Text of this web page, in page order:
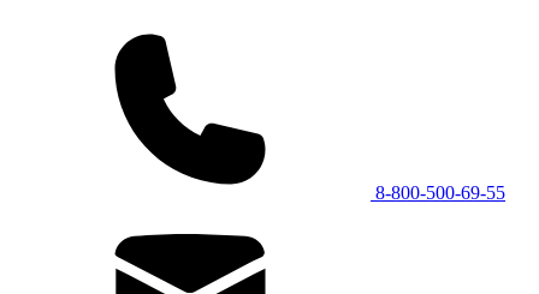
8-800-500-69-55